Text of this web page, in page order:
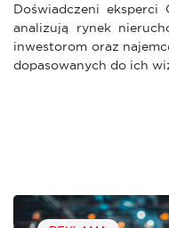
Doświadczeni eksperci
analizują rynek
inwestorom oraz
dopasowanych do ich